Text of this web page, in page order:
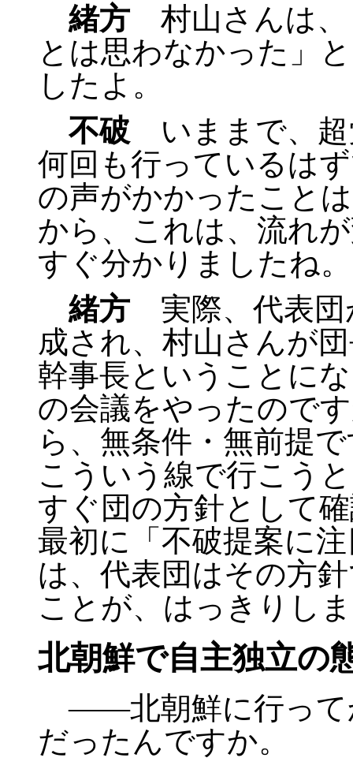
緒方 村山さんは、
とは思わなかった」
したよ。
不破 いままで、超
何回も行っているは
の声がかかったこと
から、これは、流れ
すぐ分かりましたね。
緒方 実際、代表団
成され、村山さんが
幹事長ということに
の会議をやったので
ら、無条件・無前提
こういう線で行こう
すぐ団の方針として
最初に「不破提案に
は、代表団はその方
ことが、はっきりし
北朝鮮で自主独立の
――北朝鮮に行って
だったんですか。